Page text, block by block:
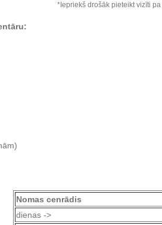
*Iepriekš drošāk pieteikt vizīti
Nomas cenrādis
dienas ->